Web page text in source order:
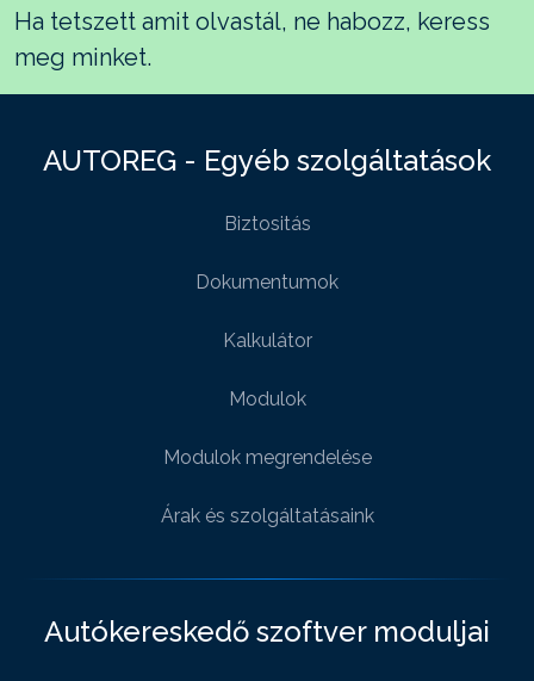
Ha tetszett amit olvastál, ne habozz, keress
meg minket.
AUTOREG - Egyéb szolgáltatások
Biztositás
Dokumentumok
Kalkulátor
Modulok
Modulok megrendelése
Árak és szolgáltatásaink
Autókereskedő szoftver moduljai